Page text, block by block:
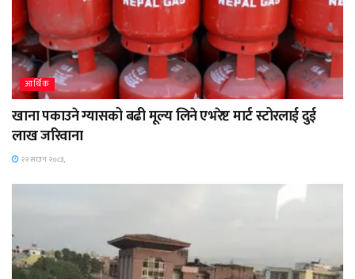
आर्थिक
खाना पकाउने ग्यासको बढी मूल्य लिने एभरेष्ट मार्ट स्टोरलाई दुई
लाख जरिवाना
२२ साउन २०८३,